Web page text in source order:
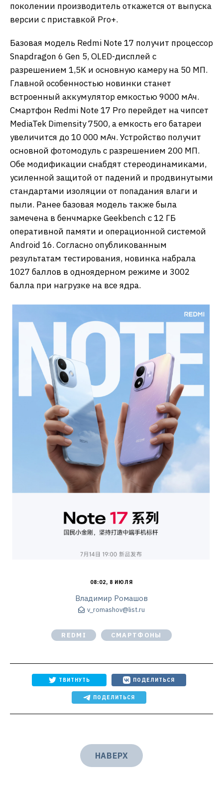
поколении производитель откажется от выпуска
версии с приставкой Pro+.
Базовая модель Redmi Note 17 получит процессор
Snapdragon 6 Gen 5, OLED-дисплей с
разрешением 1,5K и основную камеру на 50 МП.
Главной особенностью новинки станет
встроенный аккумулятор емкостью 9000 мАч.
Смартфон Redmi Note 17 Pro перейдет на чипсет
MediaTek Dimensity 7500, а емкость его батареи
увеличится до 10 000 мАч. Устройство получит
основной фотомодуль с разрешением 200 МП.
Обе модификации снабдят стереодинамиками,
усиленной защитой от падений и продвинутыми
стандартами изоляции от попадания влаги и
пыли. Ранее базовая модель также была
замечена в бенчмарке Geekbench с 12 ГБ
оперативной памяти и операционной системой
Android 16. Согласно опубликованным
результатам тестирования, новинка набрала
1027 баллов в одноядерном режиме и 3002
балла при нагрузке на все ядра.
08:02, 8 ИЮЛЯ
Владимир Ромашов
v_romashov@list.ru
REDMI СМАРТФОНЫ
ТВИТНУТЬ ПОДЕЛИТЬСЯ
ПОДЕЛИТЬСЯ
НАВЕРХ